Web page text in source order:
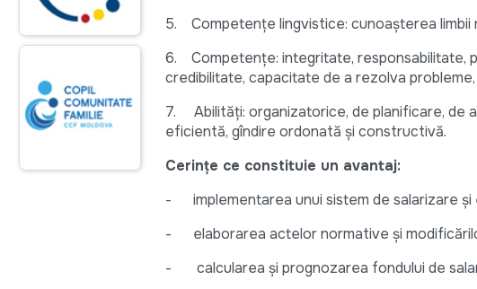
5. Competențe lingvistice: cunoașterea limbii
6. Competențe: integritate, responsabilitate,
credibilitate, capacitate de a rezolva
7. Abilități: organizatorice, de planificare, de
eficientă, gîndire ordonată și constructivă.
Cerințe ce constituie un avantaj:
- implementarea unui sistem de salarizare și
- elaborarea actelor normative și
- calcularea și prognozarea fondului de